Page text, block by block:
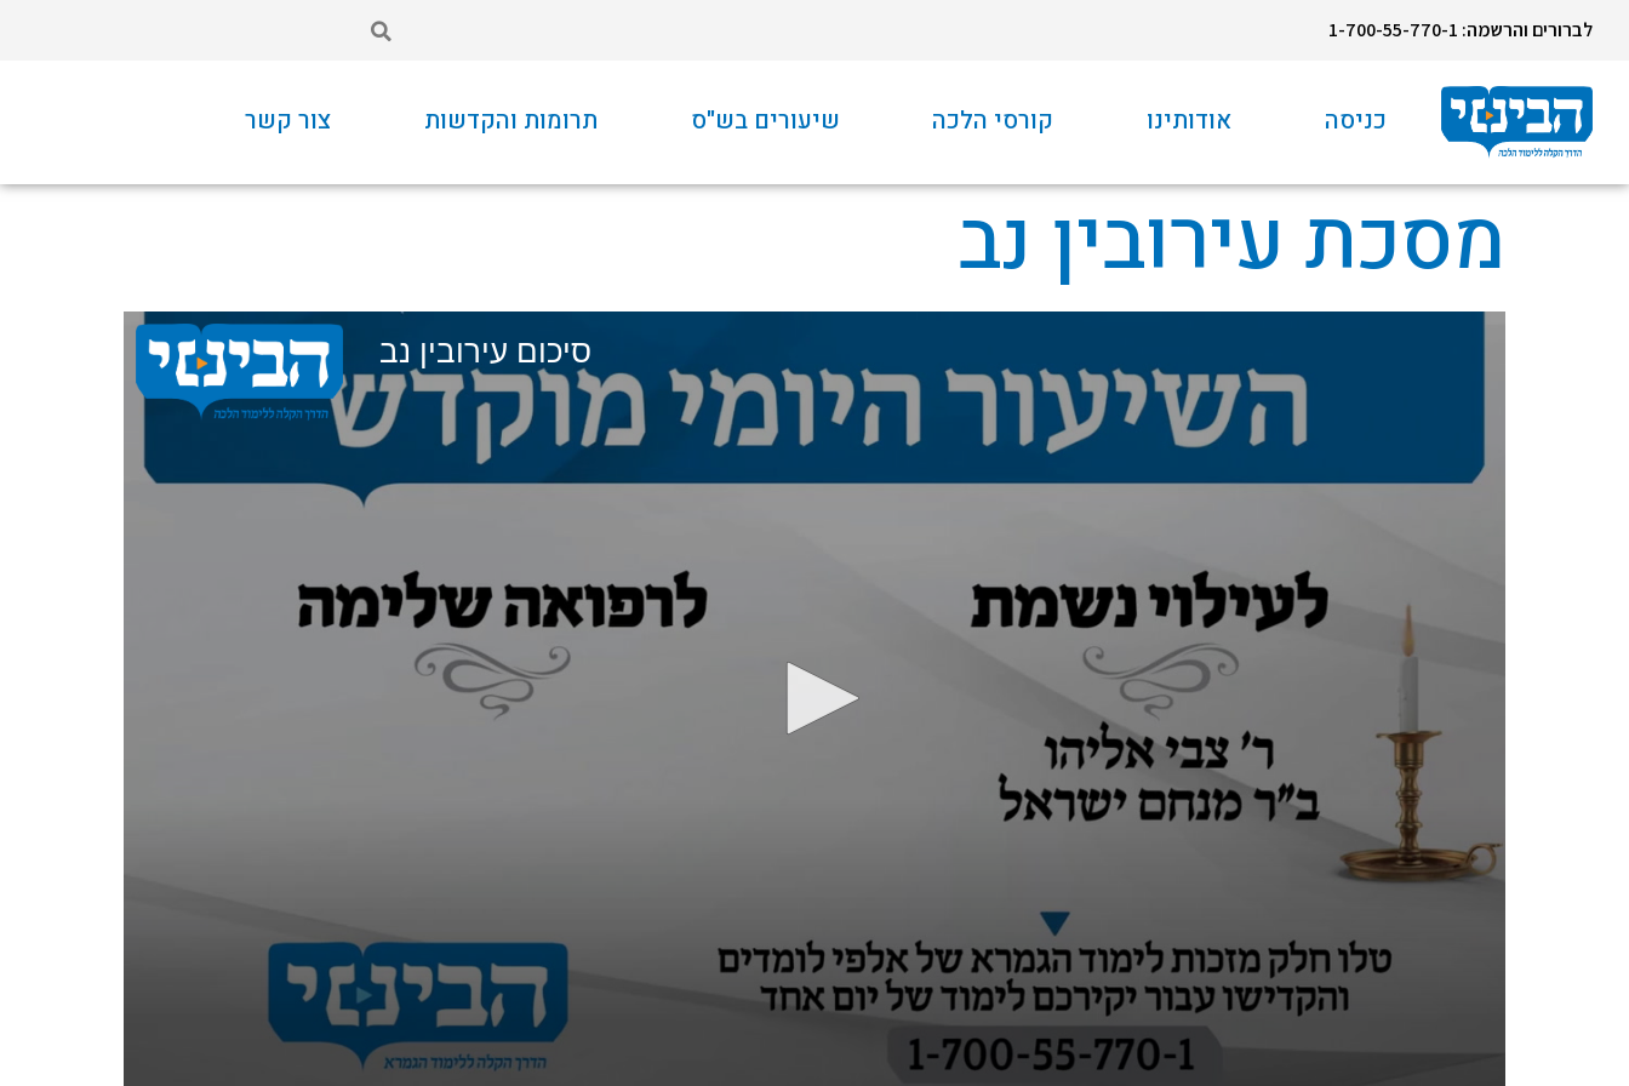
לברורים והרשמה: 1-700-55-770-1
כניסה אודותינו קורסי הלכה שיעורים בש"ס תרומות והקדשות צור קשר
מסכת עירובין נב
סיכום עירובין נב